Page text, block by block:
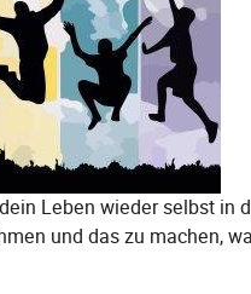
Leben wieder selbst in
und das zu machen,